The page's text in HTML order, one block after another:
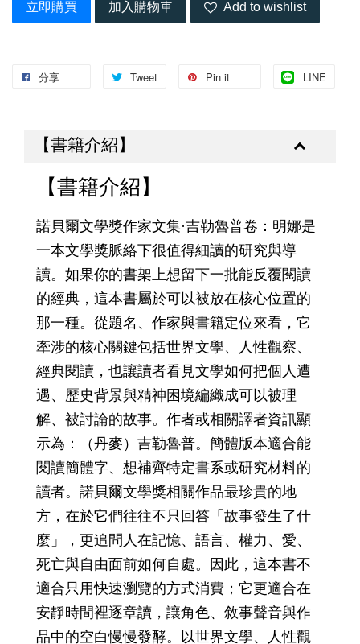
立即購買 加入購物車 Add to wishlist
分享 Tweet Pin it LINE
【書籍介紹】
【書籍介紹】
諾貝爾文學獎作家文集·吉勒魯普卷：明娜是
一本文學獎脈絡下很值得細讀的研究與導
讀。如果你的書架上想留下一批能反覆閱讀
的經典，這本書屬於可以被放在核心位置的
那一種。從題名、作家與書籍定位來看，它
牽涉的核心關鍵包括世界文學、人性觀察、
經典閱讀，也讓讀者看見文學如何把個人遭
遇、歷史背景與精神困境編織成可以被理
解、被討論的故事。作者或相關譯者資訊顯
示為：（丹麥）吉勒魯普。簡體版本適合能
閱讀簡體字、想補齊特定書系或研究材料的
讀者。諾貝爾文學獎相關作品最珍貴的地
方，在於它們往往不只回答「故事發生了什
麼」，更追問人在記憶、語言、權力、愛、
死亡與自由面前如何自處。因此，這本書不
適合只用快速瀏覽的方式消費；它更適合在
安靜時間裡逐章讀，讓角色、敘事聲音與作
品中的空白慢慢發酵。以世界文學、人性觀